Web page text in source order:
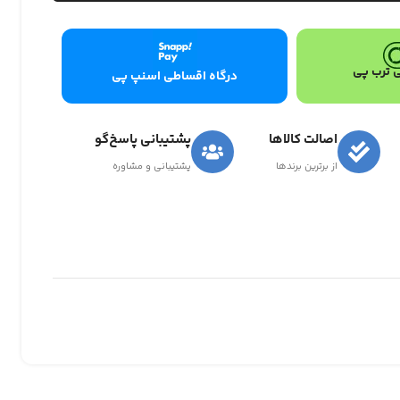
ترب پی درگاه اقساطی اسنپ پی
اصالت کالاها
از برترین برندها
پشتیبانی پاسخ‌گو
پشتیبانی و مشاوره